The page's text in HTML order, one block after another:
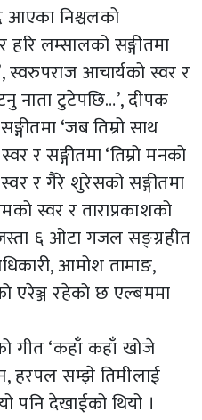
निश्चलको
हरि लम्सालको सङ्गीतमा
स्वरुपराज आचार्यको स्वर र
नाता टुटेपछि…’, दीपक
‘जब तिम्रो साथ
र सङ्गीतमा ‘तिम्रो मनको
स्वर र गैरे शुरेसको सङ्गीतमा
स्वर र ताराप्रकाशको
६ ओटा गजल सङ्ग्रहीत
आमोश तामाङ,
एरेञ्ज रहेको छ एल्बममा
गीत ‘कहाँ कहाँ खोजे
हरपल सम्झे तिमीलाई
पनि देखाईको थियो ।